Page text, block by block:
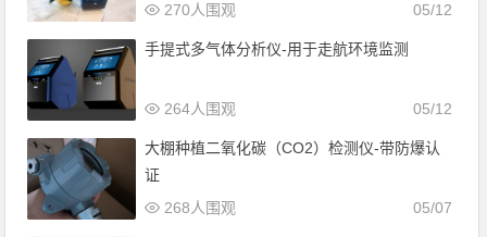
05/12
270人围观
手提式多气体分析仪-用于走航环境监测
05/12
264人围观
大棚种植二氧化碳（CO2）检测仪-带防爆认
证
05/07
268人围观